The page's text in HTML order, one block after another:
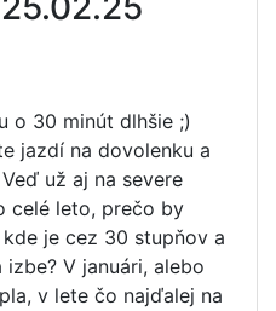
o 30 minút dlhšie ;)
jazdí na dovolenku a
už aj na severe
celé leto, prečo by
je cez 30 stupňov a
V januári, alebo
v lete čo najďalej na